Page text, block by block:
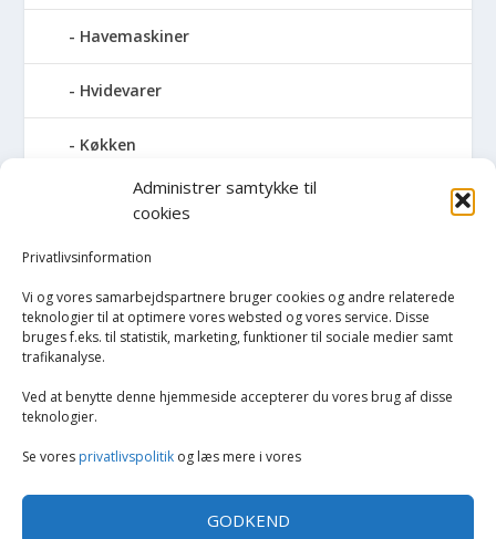
Administrer samtykke til
cookies
Privatlivsinformation
Vi og vores samarbejdspartnere bruger cookies og andre relaterede
teknologier til at optimere vores websted og vores service. Disse
bruges f.eks. til statistik, marketing, funktioner til sociale medier samt
trafikanalyse.
Ved at benytte denne hjemmeside accepterer du vores brug af disse
teknologier.
Se vores privatlivspolitik og læs mere i vores
GODKEND
Havemaskiner
Hvidevarer
Køkken
Elkedler
Kaffemaskiner
Køkkenmaskiner og tilbehør
Køkkenvægte
Opvarmning